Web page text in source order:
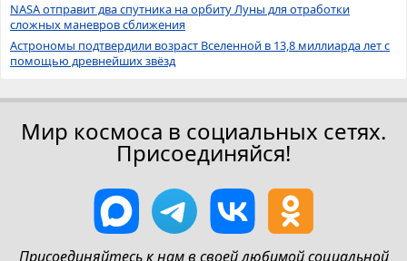
NASA отправит два спутника на орбиту Луны для отработки
сложных маневров сближения
Астрономы подтвердили возраст Вселенной в 13,8 миллиарда лет с
помощью древнейших звёзд
Мир космоса в социальных сетях.
Присоединяйся!
Присоединяйтесь к нам в своей любимой социальной